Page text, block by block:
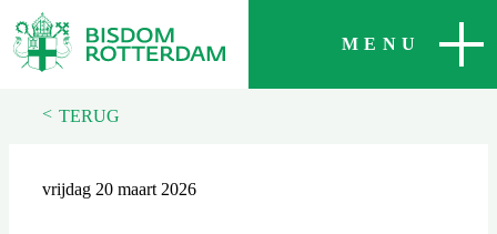
MENU
SLUITEN
< TERUG
vrijdag 20 maart 2026